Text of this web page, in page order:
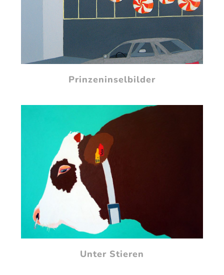
Prinzeninselbilder
Unter Stieren